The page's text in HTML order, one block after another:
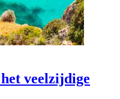
veelzijdige